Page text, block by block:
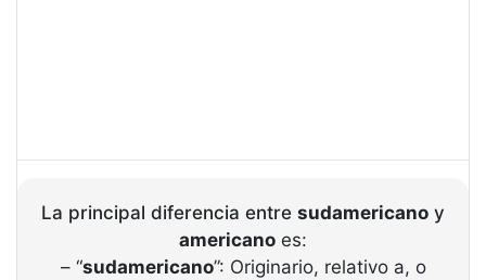
La principal diferencia entre sudamericano y
americano es:
– “sudamericano”: Originario, relativo a, o